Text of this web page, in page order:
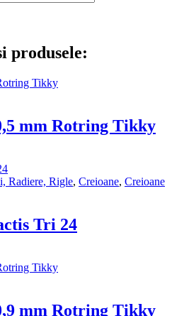
produsele:
mm Rotring Tikky
Radiere, Rigle, Creioane, Creioane
Tri 24
mm Rotring Tikky